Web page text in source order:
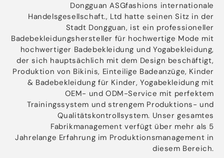
Dongguan ASGfashions internationale
Handelsgesellschaft., Ltd hatte seinen Sitz in der
Stadt Dongguan, ist ein professioneller
Badebekleidungshersteller für hochwertige Mode mit
hochwertiger Badebekleidung und Yogabekleidung,
der sich hauptsächlich mit dem Design beschäftigt,
Produktion von Bikinis, Einteilige Badeanzüge, Kinder
& Badebekleidung für Kinder, Yogabekleidung mit
OEM- und ODM-Service mit perfektem
Trainingssystem und strengem Produktions- und
Qualitätskontrollsystem. Unser gesamtes
Fabrikmanagement verfügt über mehr als 5
Jahrelange Erfahrung im Produktionsmanagement in
diesem Bereich.